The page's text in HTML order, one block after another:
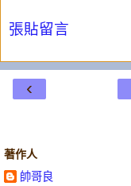
張貼留言
‹
著作人
帥哥良